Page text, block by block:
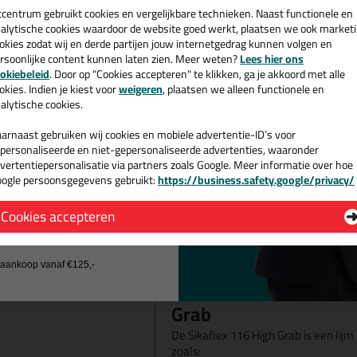
de meeste bouwmaterialen gelijmd
hightack met een extreem hoge
alleen horizontaal verlijmen, maar
Wanneer gebruik je
Deze high tack van Sika wordt
Dankzij de hoge
voor de verlijming van heel veel
is, kun je het ook gebruiken voor de
deurkozijnen, spiegels en houten
Tip! 💡
Deze high tack kit wordt geleverd
koudere periodes, op dat je de tuit
stug is.
Geschikte
Grab
De Sikaflex 116 High Grab is een
zoals:
gebruikt cookies en vergelijkbare technieken. Naast functionele en
cookies waardoor de website goed werkt, plaatsen we ook
zodat wij en derde partijen jouw internetgedrag kunnen volgen en
content kunnen laten zien. Meer weten?Lees hier ons
. Door op "Cookies accepteren" te klikken, ga je akkoord met alle
Indien je kiest voorweigeren, plaatsen we alleen functionele en
cookies.
gebruiken wij cookies en mobiele advertentie-ID’s voor
en niet-gepersonaliseerde advertenties, waaronder
via partners zoals Google. Meer informatie over hoe
persoonsgegevens gebruikt:https://business.safety.google/privacy/
Cookies accepteren
💚
en ontvang een
€35,-bij je eerste bestelling!
de actiecode ›
geen cadeau
vanaf €125,-